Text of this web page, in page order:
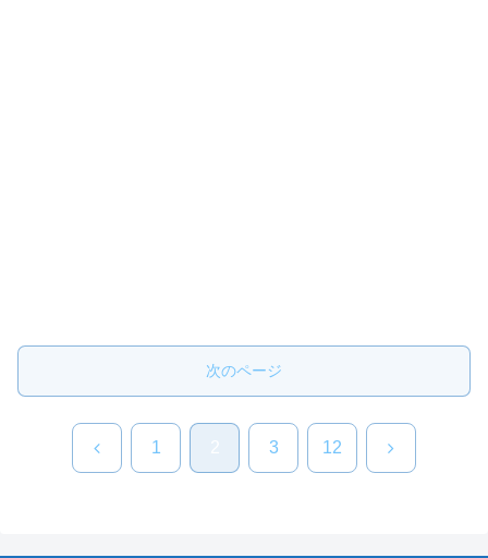
次のページ
前 1 3 12 次